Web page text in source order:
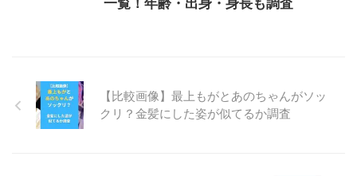
一覧！年齢・出身・身長も調査
【比較画像】最上もがとあのちゃんがソッ
クリ？金髪にした姿が似てるか調査